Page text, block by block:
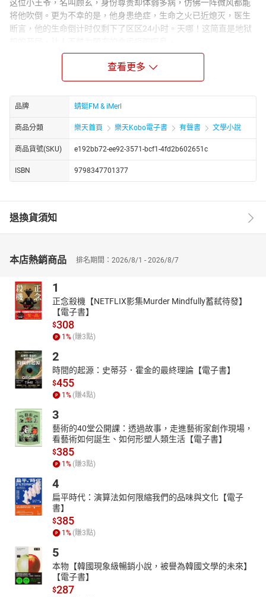
这位小王爷，名叫顾玄，身份尊贵却体弱多病，仿佛一阵微风都能
将他吹倒。更为不幸的是，他身患绝症，生命之火已近熄灭，医生
断言，他的生命倒计时仅剩下了区区24小时。天哪！这简直是地狱
他躺在古色古香的床榻之上，窗外是繁华的京城，车水马龙，人声
鼎沸，而他，却仿佛被隔绝在了一个无声的世界里。身体的疼痛、
内心的绝望，如同潮水般涌来，将他淹没。他望着天花板，眼神空
洞而迷茫，心中充满了对命运的无奈与抗争。
然而，在这绝望之际，顾玄并未选择放弃。他深知，即使生命之火
即将熄灭，也要绽放出最耀眼的光芒。他开始回忆起现代世界的种
种知识，试图在这个陌生的时代找到一线生机。他的眼中闪烁着不
屈的光芒，那是对生命的渴望，对未知的探索。
顾玄的故事，就像一首悲壮的诗篇，充满了无奈与抗争，绝望与希
望。他的命运虽然坎坷，但他的精神却如磐石般坚韧。在这个武朝
http://www.youtube.com/channel/UC2yhCURng4uUj_phEqZwKig/
查看更多
品牌 蜻蜓FM & iMerl
商品分類 樂天首頁 樂天Kobo電子書 有聲書 文學小說
商品貨號(SKU) e192bb72-ee92-3571-bcf1-4fd2b602651c
ISBN 9798347701377
退換貨須知
本店熱銷商品 排名期間：2026/8/1 - 2026/8/7
1
正念殺機【NETFLIX影集Murder Mindfully蓄弒待發】
【電子書】
$308
1 % (賺3點)
2
時間的起源：史蒂芬．霍金的最終理論【電子書】
$455
1 % (賺4點)
3
藝術的40堂公開課：透過故事，走進藝術家創作現場，
看藝術如何誕生、如何形塑人類生活【電子書】
$385
1 % (賺3點)
4
扁平時代：演算法如何限縮我們的品味與文化【電子
書】
$385
1 % (賺3點)
5
本物【韓國現象級暢銷小說，被譽為韓國文學的未來】
【電子書】
$287